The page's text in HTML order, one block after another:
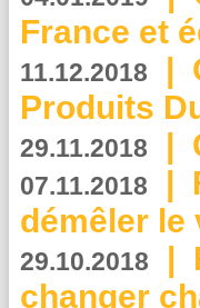
France et
11.12.2018 |
Produits
29.11.2018 |
07.11.2018 |
démêler le
29.10.2018 |
changer